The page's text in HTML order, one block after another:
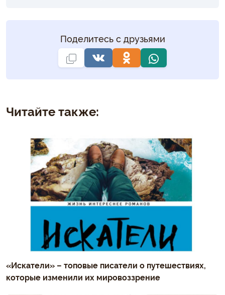
Поделитесь с друзьями
Читайте также:
«Искатели» – топовые писатели о путешествиях,
которые изменили их мировоззрение